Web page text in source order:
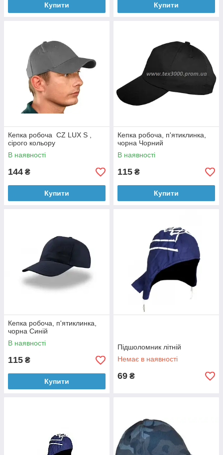
Купити Купити
Кепка робоча CZ LUX S ,
сірого кольору
В наявності
144 ₴
Купити
Кепка робоча, п'ятиклинка,
чорна Чорний
В наявності
115 ₴
Купити
Кепка робоча, п'ятиклинка,
чорна Синій
В наявності
115 ₴
Купити
Підшоломник літній
Немає в наявності
69 ₴